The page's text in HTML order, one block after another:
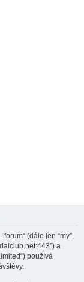
(dále jen “my”,
a
používá